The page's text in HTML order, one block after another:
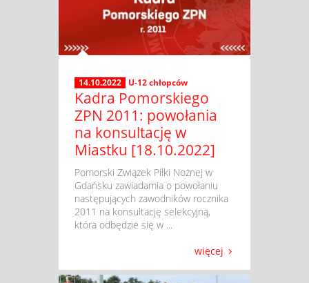
14.10.2022 U-12 chłopców
Kadra Pomorskiego
ZPN 2011: powołania
na konsultację w
Miastku [18.10.2022]
​ Pomorski Związek Piłki Nożnej w
Gdańsku zawiadamia o powołaniu
następujących zawodników rocznika
2011 na konsultację selekcyjną,
która odbędzie się w ...
więcej